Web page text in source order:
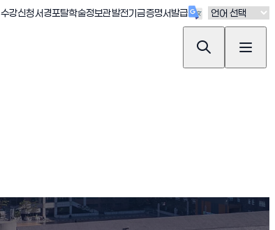
수강신청(새창 열림)
서경포탈(새창 열림)
학술정보관(새창 열림)
발전기금(새창 열림)
증명서발급(새창 열림)